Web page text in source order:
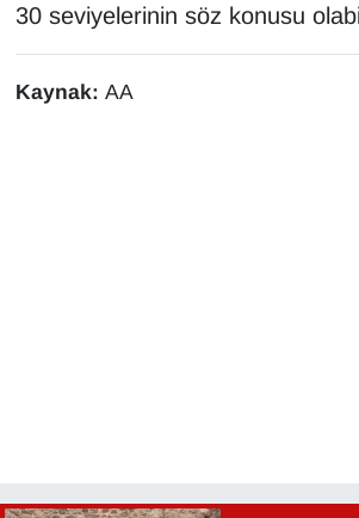
30 seviyelerinin söz konusu
Kaynak: AA